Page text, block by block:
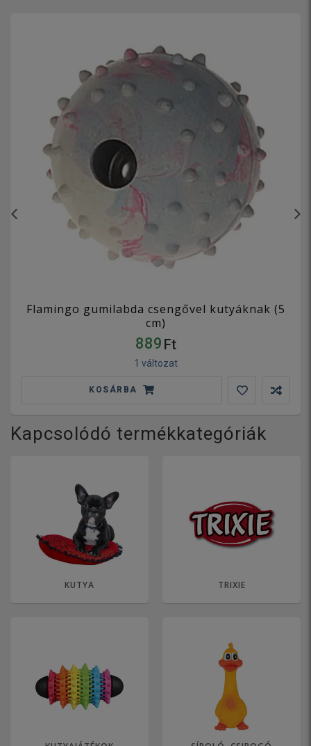
Flamingo gumilabda csengővel kutyáknak (5
cm)
889 Ft
1 változat
KOSÁRBA
Kapcsolódó termékkategóriák
KUTYA TRIXIE